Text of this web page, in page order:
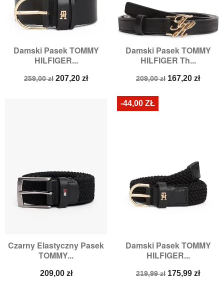
Damski Pasek TOMMY
HILFIGER...
Cena
259,00 zł Cena
207,20 zł
Damski Pasek TOMMY
HILFIGER Th...
Cena
209,00 zł Cena
167,20 zł
Czarny Elastyczny Pasek
TOMMY...
Cena
209,00 zł
Damski Pasek TOMMY
HILFIGER...
Cena
219,99 zł Cena
175,99 zł
-44,00 ZŁ